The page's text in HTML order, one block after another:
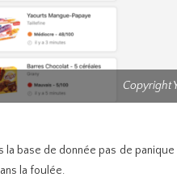
Copyright
base de donnée pas de
la foulée.